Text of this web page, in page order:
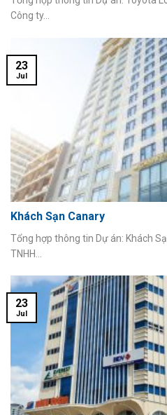
Công ty...
Khách Sạn Canary
Tổng hợp thông tin Dự án: Khách
TNHH...
23
Jul
23
Jul